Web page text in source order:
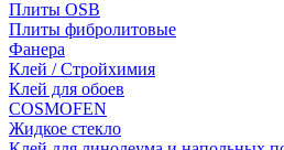
Плиты OSB
Плиты фибролитовые
Фанера
Клей / Стройхимия
Клей для обоев
COSMOFEN
Жидкое стекло